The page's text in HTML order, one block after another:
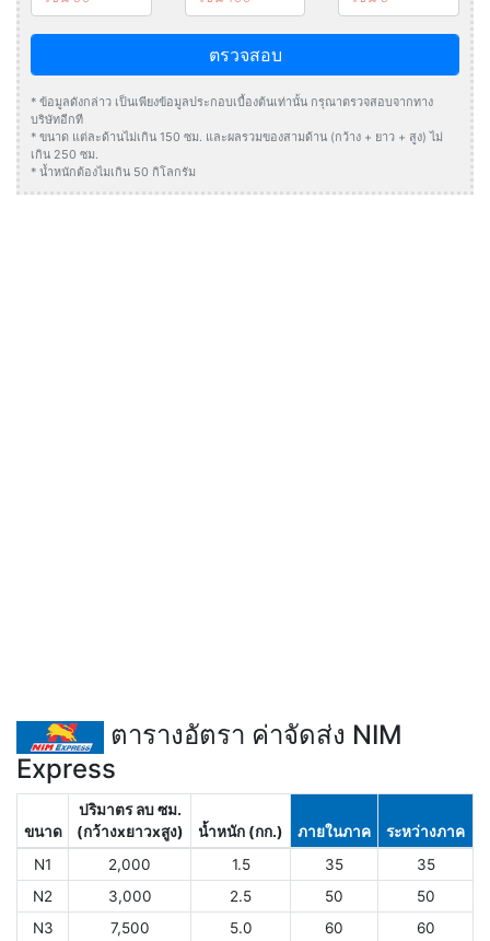
ตรวจสอบ
* ข้อมูลดังกล่าว เป็นเพียงข้อมูลประกอบเบื้องต้นเท่านั้น กรุณาตรวจสอบจากทาง
บริษัทอีกที
* ขนาด แต่ละด้านไม่เกิน 150 ซม. และผลรวมของสามด้าน (กว้าง + ยาว + สูง) ไม่
เกิน 250 ซม.
* น้ำหนักต้องไมเกิน 50 กิโลกรัม
ตารางอัตรา ค่าจัดส่ง NIM
Express
ขนาด
ปริมาตร ลบ ซม.
(กว้างxยาวxสูง)
น้ำหนัก (กก.) ภายในภาค
ระหว่างภาค
N1
2,000 1.5 35
35
N2
3,000 2.5 50
50
N3
7,500 5.0 60
60